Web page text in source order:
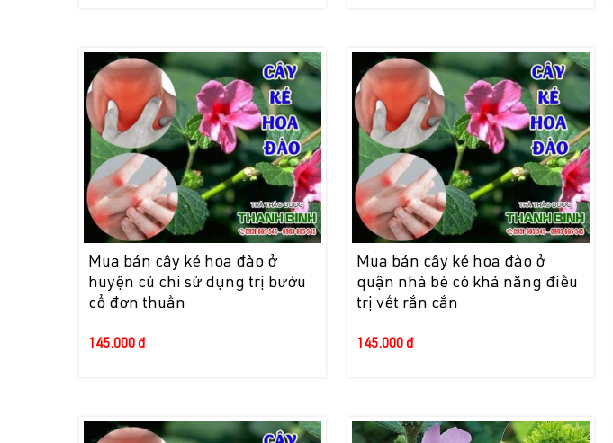
Mua bán cây ké hoa đào ở
huyện củ chi sử dụng trị bướu
cổ đơn thuần
145.000 đ
Mua bán cây ké hoa đào ở
quận nhà bè có khả năng điều
trị vết rắn cắn
145.000 đ